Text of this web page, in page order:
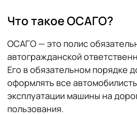
Что такое ОСАГО?
ОСАГО — это полис
автогражданской
Его в обязательном порядке
оформлять все
эксплуатации машины на
пользования.